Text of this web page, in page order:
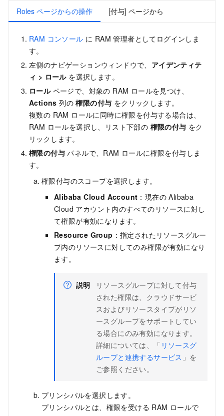
Roles ページからの操作 [付与] ページから
RAM コンソール に RAM 管理者としてログインしま
す。
左側のナビゲーションウィンドウで、 アイデンティテ
ィ > ロールを選択します。
ロールページで、対象の RAM ロールを見つけ、
Actions 列の権限の付与 をクリックします。
複数の RAM ロールに同時に権限を付与する場合は、
RAM ロールを選択し、リスト下部の 権限の付与 をク
リックします。
権限の付与 パネルで、RAM ロールに権限を付与しま
す。
権限付与のスコープを選択します。
Alibaba Cloud Account ：現在の Alibaba
Cloud アカウント内のすべてのリソースに対し
て権限が有効になります。
Resource Group ：指定されたリソースグルー
プ内のリソースに対してのみ権限が有効になり
ます。
説明
リソースグループに対して付与
された権限は、クラウドサービ
スおよびリソースタイプがリソ
ースグループをサポートしてい
る場合にのみ有効になります。
詳細については、「 リソースグ
ループと連携するサービス 」を
ご参照ください。
プリンシパルを選択します。
プリンシパルとは、権限を受ける RAM ロールで